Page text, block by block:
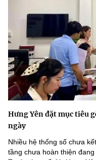
Hưng Yên đặt mục tiêu
ngày
Nhiều hệ thống số chưa
tầng chưa hoàn thiện